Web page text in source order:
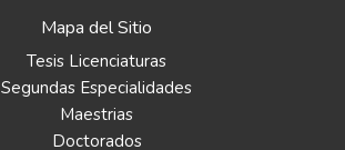
Mapa del Sitio
Tesis Licenciaturas
Segundas Especialidades
Maestrias
Doctorados